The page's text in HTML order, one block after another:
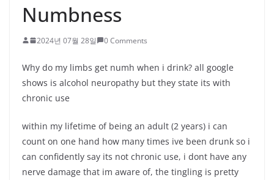
Numbness
2024년 07월 28일 0 Comments
Why do my limbs get numh when i drink? all google
shows is alcohol neuropathy but they state its with
chronic use
within my lifetime of being an adult (2 years) i can
count on one hand how many times ive been drunk so i
can confidently say its not chronic use, i dont have any
nerve damage that im aware of, the tingling is pretty